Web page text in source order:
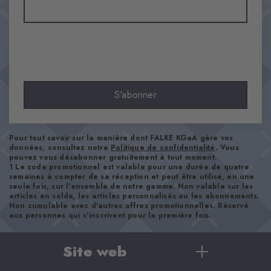
Aspect
Confort
ultra-doux
A côtes
Renforts
aucun
Semelle
Normal
Style
casual
Numéro d'article
S'abonner
Pour tout savoir sur la manière dont FALKE KGaA gère vos
données, consultez notre Politique de confidentialité. Vous
pouvez vous désabonner gratuitement à tout moment.
1 Le code promotionnel est valable pour une durée de quatre
semaines à compter de sa réception et peut être utilisé, en une
seule fois, sur l'ensemble de notre gamme. Non valable sur les
articles en solde, les articles personnalisés ou les abonnements.
Non cumulable avec d'autres offres promotionnelles. Réservé
aux personnes qui s'inscrivent pour la première fois.
Site web